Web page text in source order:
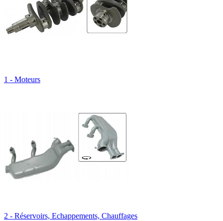
1 - Moteurs
2 - Réservoirs, Echappements, Chauffages